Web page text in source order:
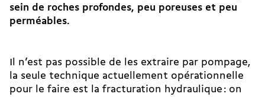
sein de roches profondes, peu poreuses et peu
perméables.
Il n’est pas possible de les extraire par pompage,
la seule technique actuellement opérationnelle
pour le faire est la fracturation hydraulique : on